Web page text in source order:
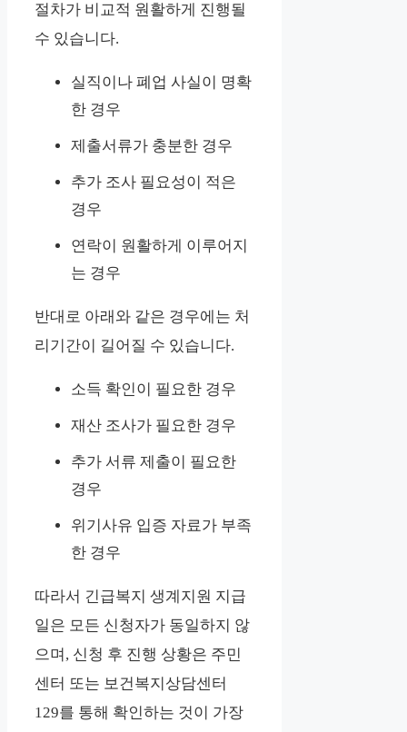
절차가 비교적 원활하게 진행될
수 있습니다.
실직이나 폐업 사실이 명확
한 경우
제출서류가 충분한 경우
추가 조사 필요성이 적은
경우
연락이 원활하게 이루어지
는 경우
반대로 아래와 같은 경우에는 처
리기간이 길어질 수 있습니다.
소득 확인이 필요한 경우
재산 조사가 필요한 경우
추가 서류 제출이 필요한
경우
위기사유 입증 자료가 부족
한 경우
따라서 긴급복지 생계지원 지급
일은 모든 신청자가 동일하지 않
으며, 신청 후 진행 상황은 주민
센터 또는 보건복지상담센터
129를 통해 확인하는 것이 가장